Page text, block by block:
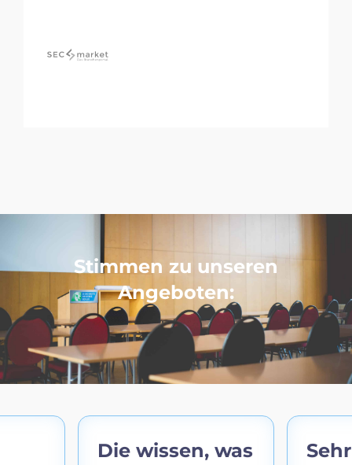
Stimmen zu unseren
Angeboten:
Die wissen, was